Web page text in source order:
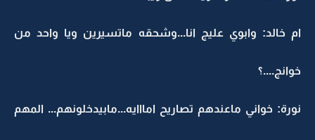
ام خالد: وابوي عليج انا...وشحقه ماتسيرين ويا واحد من
خوانج....؟
نورة: خواني ماعندهم تصاريح امااايه...مابيدخلونهم... المهم